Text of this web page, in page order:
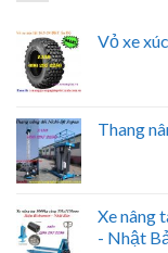
Vỏ xe
Thang
Xe nâng
- Nhật